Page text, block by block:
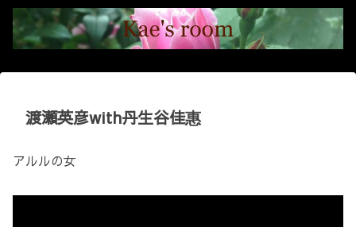
渡瀬英彦with丹生谷佳惠
アルルの女